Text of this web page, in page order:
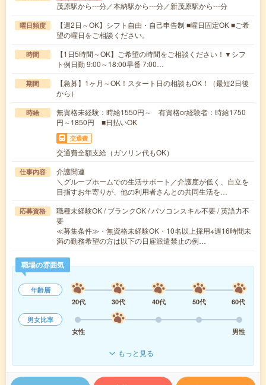
茂原駅から---分／本納駅から---分／新茂原駅から---分
曜日頻度
【週2日～OK】シフト自由・自己申告制 ■曜日固定OK ■ご希
望の曜日をご相談ください。
時間
【1日5時間～OK】ご希望の時間をご相談ください！▼シフ
ト例日勤 9:00～18:00早番 7:00…
期間
【急募】1ヶ月～OK！スタート日の相談もOK！（最短2日後
から）
時給
無資格未経験：時給1550円～ 有資格or経験者：時給1750
円～1850円 ■日払いOK
交通費
交通費全額支給（ガソリン代もOK）
仕事内容
介護関連
＼グループホームでの生活サポート／介護度が低く、自立を
目指すお年寄りが、他の利用者さんとの共同生活を…
応募資格
職種未経験OK / ブランクOK / パソコンスキル不要 / 英語力不
要
≪募集条件≫・無資格未経験OK・10名以上採用※週16時間未
満の勤務希望の方は以下の日雇派遣禁止の例…
職場の雰囲気
年齢層
20代
30代 40代 50代
60代
男女比率
女性
男性
もっと見る